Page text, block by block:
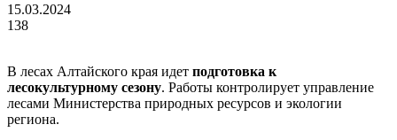
15.03.2024
138
В лесах Алтайского края идет подготовка к
лесокультурному сезону. Работы контролирует управление
лесами Министерства природных ресурсов и экологии
региона.